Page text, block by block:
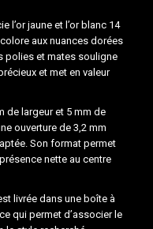
l’or jaune et l’or blanc 14
aux nuances dorées
polies et mates souligne
et met en valeur
de largeur et 5 mm de
ouverture de 3,2 mm
Son format permet
nette au centre
livrée dans une boîte à
qui permet d’associer le